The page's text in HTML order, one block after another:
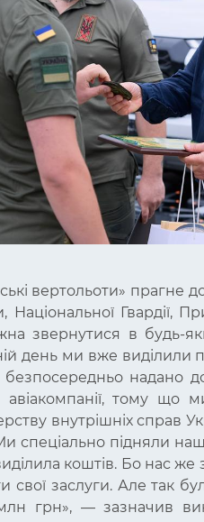
вертольоти»
Національної Гвардії,
звернутися в будь-
день ми вже виділили
надано
авіакомпанії, тому
внутрішніх справ
спеціально підняли
коштів. Бо нас
свої заслуги. Але так
грн», — зазначив